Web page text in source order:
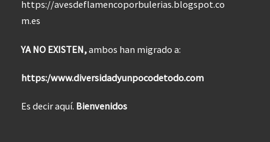
https://avesdeflamencoporbulerias.blogspot.co
m.es
YA NO EXISTEN,ambos han migrado a:
https:/www.diversidadyunpocodetodo.com
Es decir aquí. Bienvenidos